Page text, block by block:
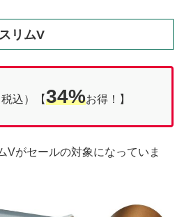
リムV
税込）【34%お得！】
Vがセールの対象になっていま